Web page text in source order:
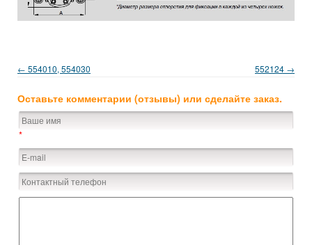
← 554010, 554030 552124 →
Оставьте комментарии (отзывы) или сделайте заказ.
*